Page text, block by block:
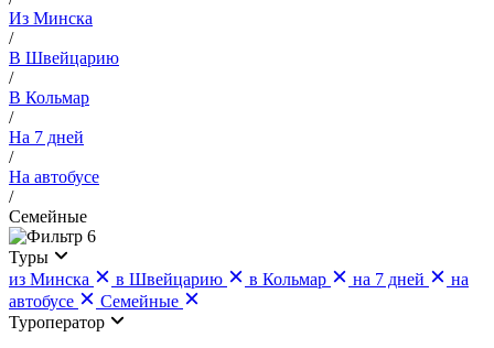
Из Минска
/
В Швейцарию
/
В Кольмар
/
На 7 дней
/
На автобусе
/
Семейные
6
Туры
из Минска
в Швейцарию в Кольмар на 7 дней
на
автобусе
Семейные
Туроператор